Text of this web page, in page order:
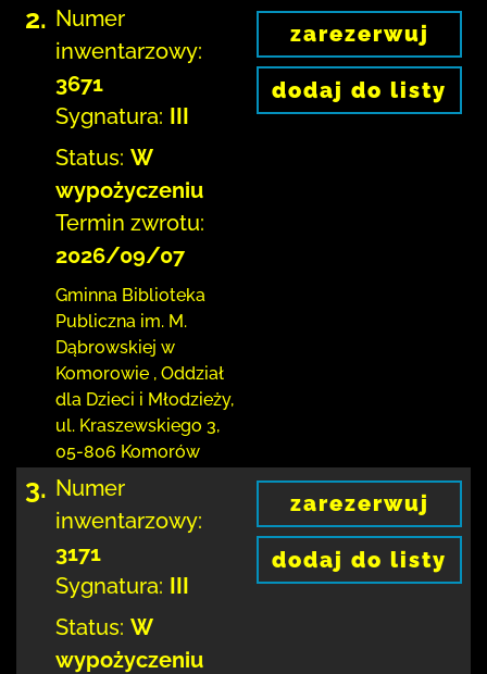
2. Numer
inwentarzowy:
3671
Sygnatura: III
Status: W
wypożyczeniu
Termin zwrotu:
2026/09/07
Gminna Biblioteka
Publiczna im. M.
Dąbrowskiej w
Komorowie , Oddział
dla Dzieci i Młodzieży,
ul. Kraszewskiego 3,
05-806 Komorów
zarezerwuj
dodaj do listy
3. Numer
inwentarzowy:
3171
Sygnatura: III
Status: W
wypożyczeniu
zarezerwuj
dodaj do listy